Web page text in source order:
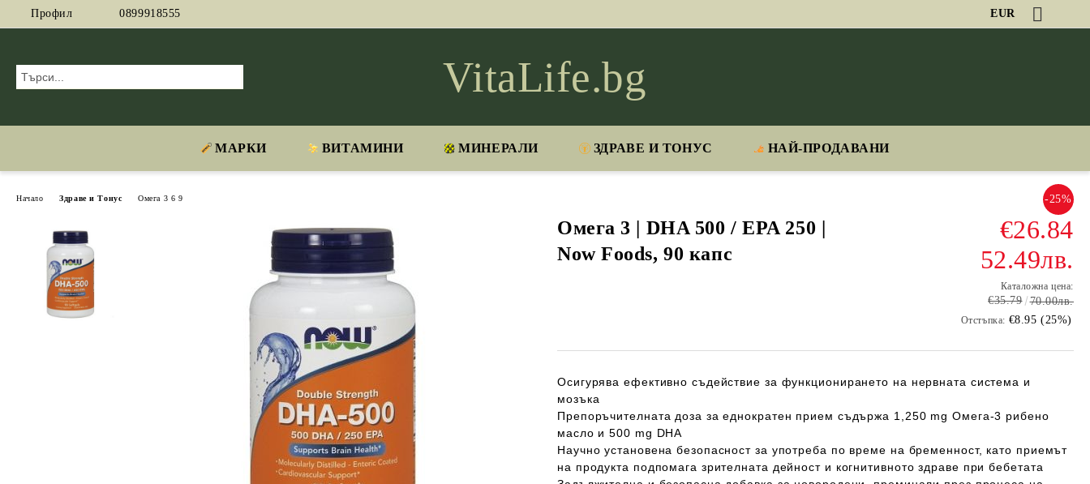
Профил 0899918555 EUR
VitaLife.bg
МАРКИ ВИТАМИНИ МИНЕРАЛИ ЗДРАВЕ И ТОНУС НАЙ-ПРОДАВАНИ
Начало Здраве и Тонус Омега 3 6 9
Омега 3 | DHA 500 / EPA 250 |
Now Foods, 90 капс
-25%
€26.84
52.49лв.
Каталожна цена:
€35.79 70.00лв.
Отстъпка: €8.95 (25%)
Осигурява ефективно съдействие за функционирането на нервната система и
мозъка
Препоръчителната доза за еднократен прием съдържа 1,250 mg Омега-3 рибено
масло и 500 mg DHA
Научно установена безопасност за употреба по време на бременност, като приемът
на продукта подпомага зрителната дейност и когнитивното здраве при бебетата